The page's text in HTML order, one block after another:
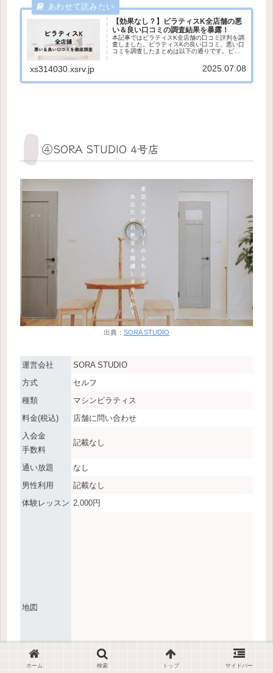
【効果なし？】ピラティスK全店舗の悪
い＆良い口コミの調査結果を暴露！
本記事ではピラティスK全店舗の口コミ評判を調
査しました。ピラティスKの良い口コミ、悪い口
コミを調査したまとめは以下の通りです。ピラ
ンストラクターの指導が丁寧でわかりやすい・
xs314030.xsrv.jp 2025.07.08
④SORA STUDIO 4号店
出典： SORA STUDIO
運営会社
SORA STUDIO
方式
セルフ
種類
マシンピラティス
料金(税込)
店舗に問い合わせ
入会金
手数料
記載なし
通い放題
なし
男性利用
記載なし
体験レッスン 2,000円
地図
ホーム 検索 トップ サイドバー